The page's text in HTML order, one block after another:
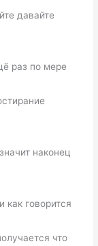
давайте
раз по мере
наконец
говорится
что